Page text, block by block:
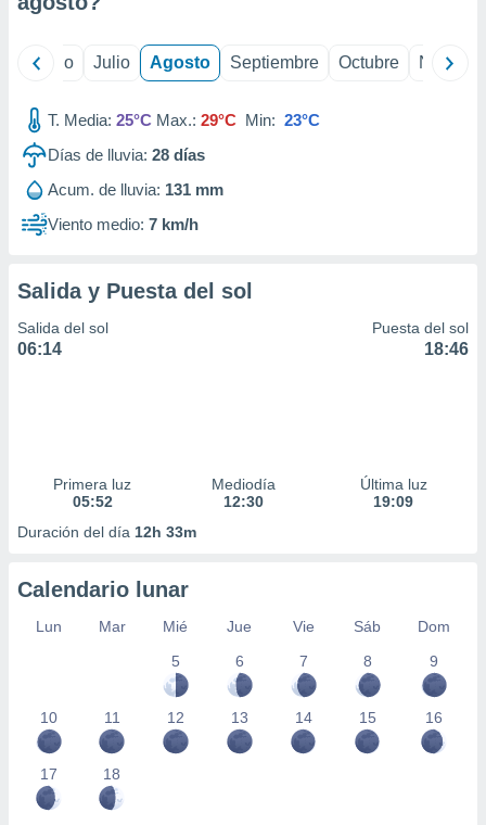
mediante
publicidad
publicidad
1199
Junio Julio Agosto Septiembre Octubre
T. Media: 25°C Max.: 29°C Min: 23°C
Días de lluvia: 28 días
Acum. de lluvia: 131 mm
Viento medio: 7 km/h
Salida y Puesta del sol
Salida del sol
06:14
Puesta del sol
18:46
Primera luz
05:52
Mediodía
12:30
Última luz
19:09
Duración del día 12h 33m
Calendario lunar
Lun Mar Mié Jue Vie Sáb
Dom
5
6 7 8 9
10 11 12 13 14 15 16
17 18